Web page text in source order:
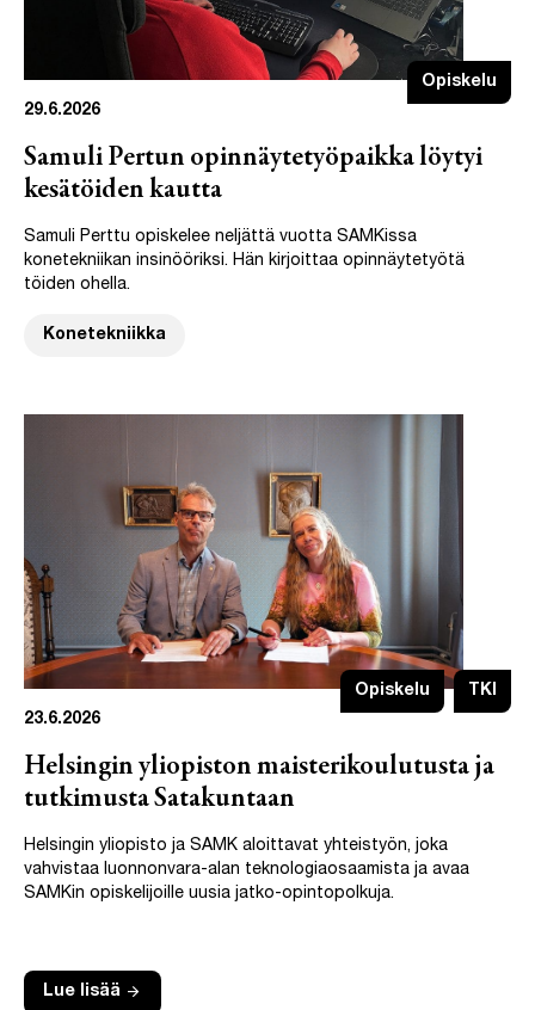
Opiskelu
29.6.2026
Samuli Pertun opinnäytetyöpaikka löytyi
kesätöiden kautta
Samuli Perttu opiskelee neljättä vuotta SAMKissa
konetekniikan insinööriksi. Hän kirjoittaa opinnäytetyötä
töiden ohella.
Konetekniikka
Opiskelu
TKI
23.6.2026
Helsingin yliopiston maisterikoulutusta ja
tutkimusta Satakuntaan
Helsingin yliopisto ja SAMK aloittavat yhteistyön, joka
vahvistaa luonnonvara-alan teknologiaosaamista ja avaa
SAMKin opiskelijoille uusia jatko-opintopolkuja.
Lue lisää arrow_forward